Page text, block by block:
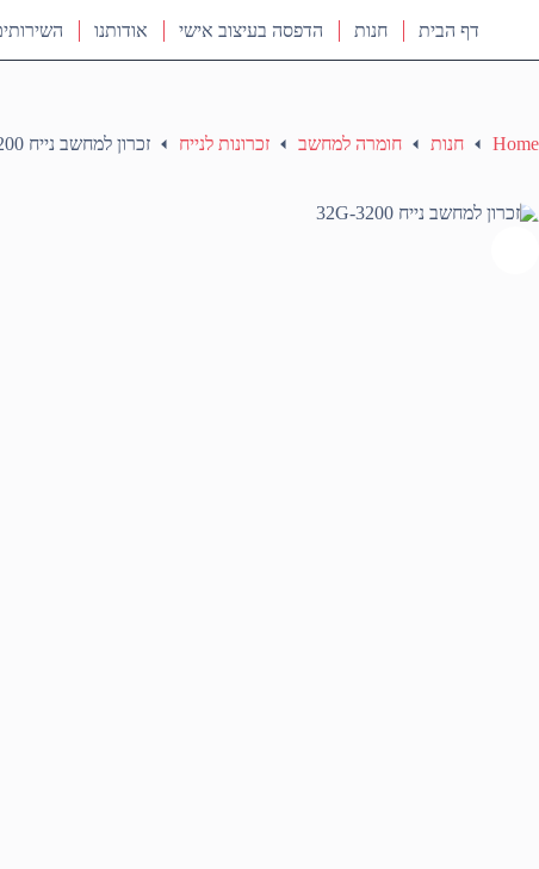
דף הבית
חנות הדפסה בעיצוב אישי אודותנו
Home חנות חומרה למחשב זכרונות לנייח זכרון למחשב נייח 32G-3200